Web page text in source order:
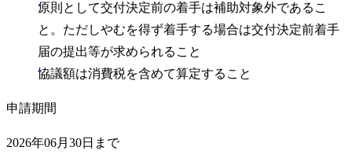
原則として交付決定前の着手は補助対象外であるこ
と。ただしやむを得ず着手する場合は交付決定前着手
届の提出等が求められること
協議額は消費税を含めて算定すること
申請期間
2026年06月30日まで